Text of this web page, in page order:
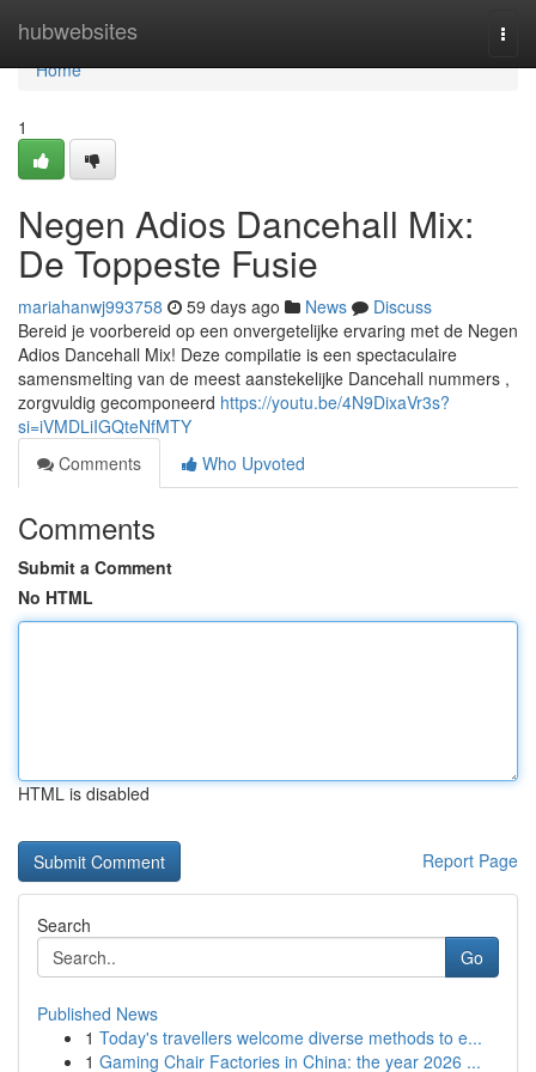
hubwebsites
Home
Home
1
Negen Adios Dancehall Mix:
De Toppeste Fusie
mariahanwj993758 59 days ago News
Discuss
Bereid je voorbereid op een onvergetelijke ervaring met de Negen
Adios Dancehall Mix! Deze compilatie is een spectaculaire
samensmelting van de meest aanstekelijke Dancehall nummers ,
zorgvuldig gecomponeerd https://youtu.be/4N9DixaVr3s?
si=iVMDLiIGQteNfMTY
Comments
Who Upvoted
Comments
Submit a Comment
No HTML
HTML is disabled
Report Page
Search
Go
Published News
1 Today's travellers welcome diverse methods to e...
1 Gaming Chair Factories in China: the year 2026 ...